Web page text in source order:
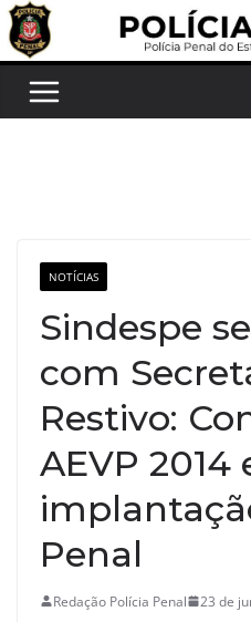
Pular
para
conteúdo
NOTÍCIAS
Sindespe
com
Restivo:
AEVP 2014
Penal
Redação Polícia Penal 23 de